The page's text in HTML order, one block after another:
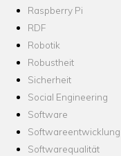
Raspberry Pi
RDF
Robotik
Robustheit
Sicherheit
Social Engineering
Software
Softwareentwicklung
Softwarequalität